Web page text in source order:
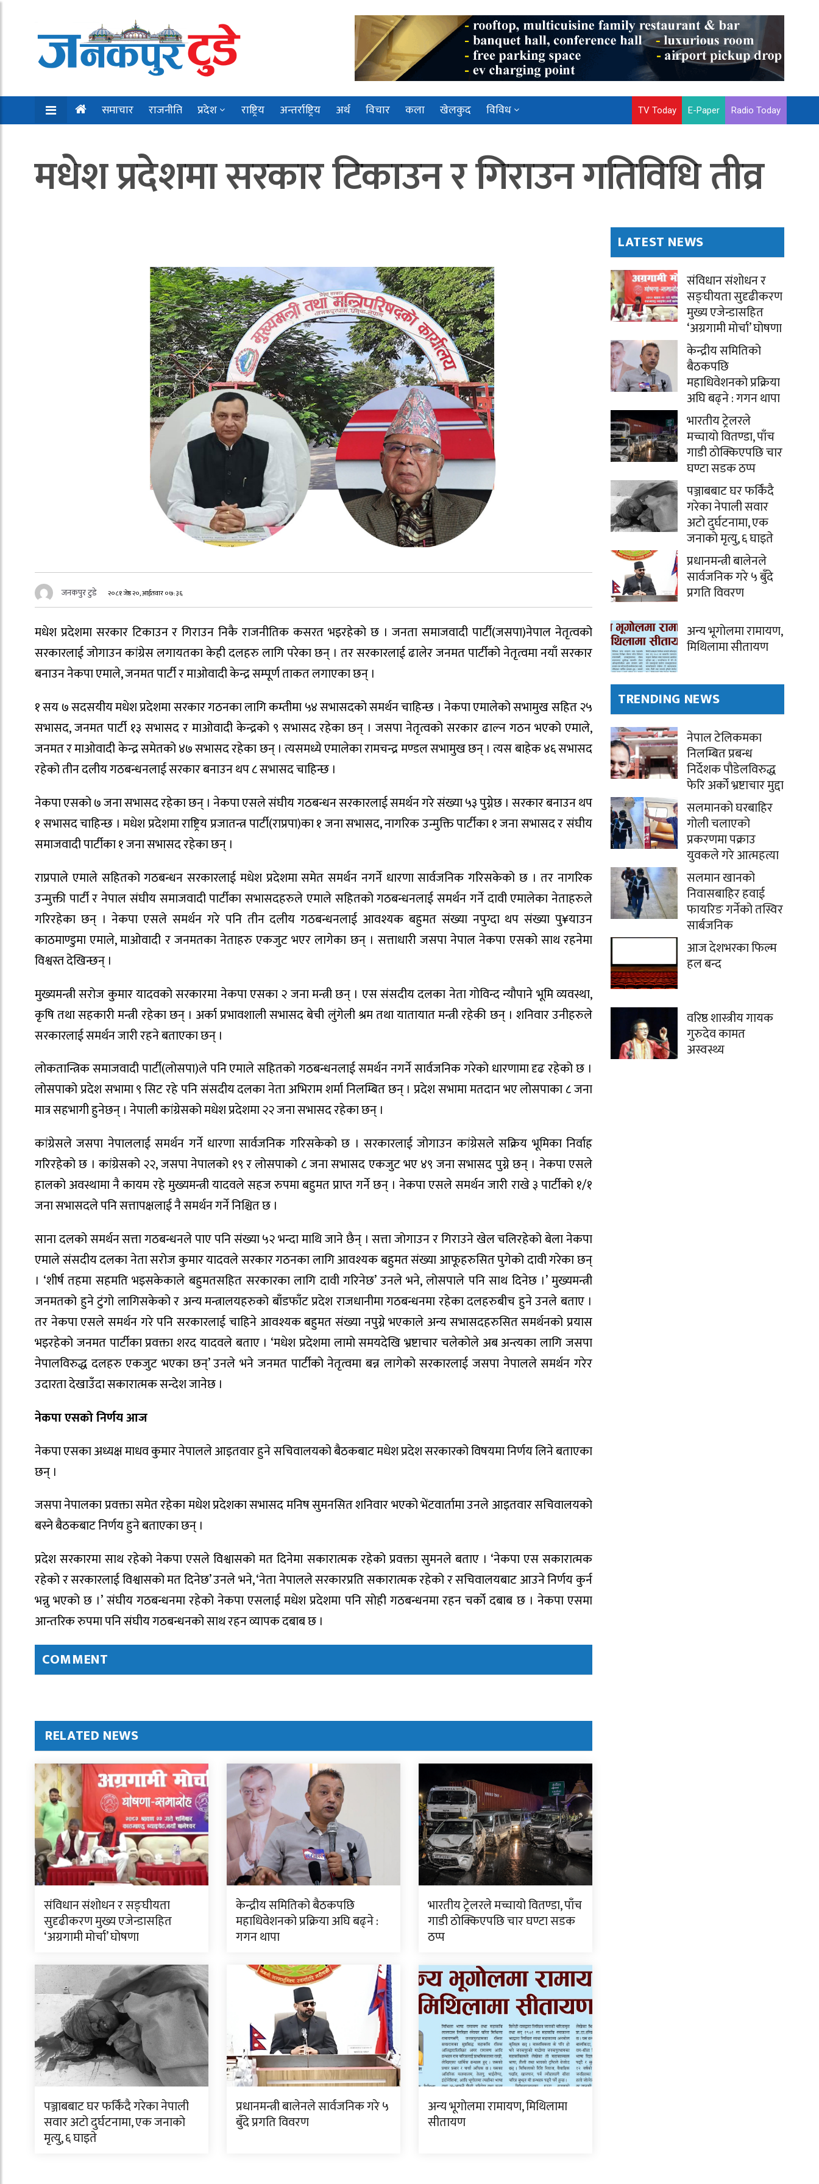
समाचार राजनीति प्रदेश राष्ट्रिय अन्तर्राष्ट्रिय अर्थ विचार कला खेलकुद विविध TV Today E-Paper Radio Today
मधेश प्रदेशमा सरकार टिकाउन र गिराउन गतिविधि तीव्र
जनकपुर टुडे २०८१ जेष्ठ २०, आईतवार ०७:३६
मधेश प्रदेशमा सरकार टिकाउन र गिराउन निकै राजनीतिक कसरत भइरहेको छ । जनता समाजवादी पार्टी(जसपा)नेपाल नेतृत्वको
सरकारलाई जोगाउन कांग्रेस लगायतका केही दलहरु लागि परेका छन् । तर सरकारलाई ढालेर जनमत पार्टीको नेतृत्वमा नयाँ सरकार
बनाउन नेकपा एमाले, जनमत पार्टी र माओवादी केन्द्र सम्पूर्ण ताकत लगाएका छन् ।
१ सय ७ सदसयीय मधेश प्रदेशमा सरकार गठनका लागि कम्तीमा ५४ सभासदको समर्थन चाहिन्छ । नेकपा एमालेको सभामुख सहित २५
सभासद, जनमत पार्टी १३ सभासद र माओवादी केन्द्रको ९ सभासद रहेका छन् । जसपा नेतृत्वको सरकार ढाल्न गठन भएको एमाले,
जनमत र माओवादी केन्द्र समेतको ४७ सभासद रहेका छन् । त्यसमध्ये एमालेका रामचन्द्र मण्डल सभामुख छन् । त्यस बाहेक ४६ सभासद
रहेको तीन दलीय गठबन्धनलाई सरकार बनाउन थप ८ सभासद चाहिन्छ ।
नेकपा एसको ७ जना सभासद रहेका छन् । नेकपा एसले संघीय गठबन्धन सरकारलाई समर्थन गरे संख्या ५३ पुग्नेछ । सरकार बनाउन थप
१ सभासद चाहिन्छ । मधेश प्रदेशमा राष्ट्रिय प्रजातन्त्र पार्टी(राप्रपा)का १ जना सभासद, नागरिक उन्मुक्ति पार्टीका १ जना सभासद र संघीय
समाजवादी पार्टीका १ जना सभासद रहेका छन् ।
राप्रपाले एमाले सहितको गठबन्धन सरकारलाई मधेश प्रदेशमा समेत समर्थन नगर्ने धारणा सार्वजनिक गरिसकेको छ । तर नागरिक
उन्मुक्ती पार्टी र नेपाल संघीय समाजवादी पार्टीका सभासदहरुले एमाले सहितको गठबन्धनलाई समर्थन गर्ने दावी एमालेका नेताहरुले
गरिरहेका छन् । नेकपा एसले समर्थन गरे पनि तीन दलीय गठबन्धनलाई आवश्यक बहुमत संख्या नपुग्दा थप संख्या पु¥याउन
काठमाण्डुमा एमाले, माओवादी र जनमतका नेताहरु एकजुट भएर लागेका छन् । सत्ताधारी जसपा नेपाल नेकपा एसको साथ रहनेमा
विश्वस्त देखिन्छन् ।
मुख्यमन्त्री सरोज कुमार यादवको सरकारमा नेकपा एसका २ जना मन्त्री छन् । एस संसदीय दलका नेता गोविन्द न्यौपाने भूमि व्यवस्था,
कृषि तथा सहकारी मन्त्री रहेका छन् । अर्का प्रभावशाली सभासद बेची लुंगेली श्रम तथा यातायात मन्त्री रहेकी छन् । शनिवार उनीहरुले
सरकारलाई समर्थन जारी रहने बताएका छन् ।
लोकतान्त्रिक समाजवादी पार्टी(लोसपा)ले पनि एमाले सहितको गठबन्धनलाई समर्थन नगर्ने सार्वजनिक गरेको धारणामा दृढ रहेको छ ।
लोसपाको प्रदेश सभामा ९ सिट रहे पनि संसदीय दलका नेता अभिराम शर्मा निलम्बित छन् । प्रदेश सभामा मतदान भए लोसपाका ८ जना
मात्र सहभागी हुनेछन् । नेपाली कांग्रेसको मधेश प्रदेशमा २२ जना सभासद रहेका छन् ।
कांग्रेसले जसपा नेपाललाई समर्थन गर्ने धारणा सार्वजनिक गरिसकेको छ । सरकारलाई जोगाउन कांग्रेसले सक्रिय भूमिका निर्वाह
गरिरहेको छ । कांग्रेसको २२, जसपा नेपालको १९ र लोसपाको ८ जना सभासद एकजुट भए ४९ जना सभासद पुग्ने छन् । नेकपा एसले
हालको अवस्थामा नै कायम रहे मुख्यमन्त्री यादवले सहज रुपमा बहुमत प्राप्त गर्ने छन् । नेकपा एसले समर्थन जारी राखे ३ पार्टीको १/१
जना सभासदले पनि सत्तापक्षलाई नै समर्थन गर्ने निश्चित छ ।
साना दलको समर्थन सत्ता गठबन्धनले पाए पनि संख्या ५२ भन्दा माथि जाने छैन् । सत्ता जोगाउन र गिराउने खेल चलिरहेको बेला नेकपा
एमाले संसदीय दलका नेता सरोज कुमार यादवले सरकार गठनका लागि आवश्यक बहुमत संख्या आफूहरुसित पुगेको दावी गरेका छन्
। ‘शीर्ष तहमा सहमति भइसकेकाले बहुमतसहित सरकारका लागि दावी गरिनेछ’ उनले भने, लोसपाले पनि साथ दिनेछ ।’ मुख्यमन्त्री
जनमतको हुने टुंगो लागिसकेको र अन्य मन्त्रालयहरुको बाँडफाँट प्रदेश राजधानीमा गठबन्धनमा रहेका दलहरुबीच हुने उनले बताए ।
तर नेकपा एसले समर्थन गरे पनि सरकारलाई चाहिने आवश्यक बहुमत संख्या नपुग्ने भएकाले अन्य सभासदहरुसित समर्थनको प्रयास
भइरहेको जनमत पार्टीका प्रवक्ता शरद यादवले बताए । ‘मधेश प्रदेशमा लामो समयदेखि भ्रष्टाचार चलेकोले अब अन्त्यका लागि जसपा
नेपालविरुद्ध दलहरु एकजुट भएका छन्’ उनले भने जनमत पार्टीको नेतृत्वमा बन्न लागेको सरकारलाई जसपा नेपालले समर्थन गरेर
उदारता देखाउँदा सकारात्मक सन्देश जानेछ ।
नेकपा एसको निर्णय आज
नेकपा एसका अध्यक्ष माधव कुमार नेपालले आइतवार हुने सचिवालयको बैठकबाट मधेश प्रदेश सरकारको विषयमा निर्णय लिने बताएका
छन् ।
जसपा नेपालका प्रवक्ता समेत रहेका मधेश प्रदेशका सभासद मनिष सुमनसित शनिवार भएको भेंटवार्तामा उनले आइतवार सचिवालयको
बस्ने बैठकबाट निर्णय हुने बताएका छन् ।
प्रदेश सरकारमा साथ रहेको नेकपा एसले विश्वासको मत दिनेमा सकारात्मक रहेको प्रवक्ता सुमनले बताए । ‘नेकपा एस सकारात्मक
रहेको र सरकारलाई विश्वासको मत दिनेछ’ उनले भने, ‘नेता नेपालले सरकारप्रति सकारात्मक रहेको र सचिवालयबाट आउने निर्णय कुर्न
भन्नु भएको छ ।’ संघीय गठबन्धनमा रहेको नेकपा एसलाई मधेश प्रदेशमा पनि सोही गठबन्धनमा रहन चर्को दबाब छ । नेकपा एसमा
आन्तरिक रुपमा पनि संघीय गठबन्धनको साथ रहन व्यापक दबाब छ ।
COMMENT
RELATED NEWS
संविधान संशोधन र सङ्घीयता
सुदृढीकरण मुख्य एजेन्डासहित
‘अग्रगामी मोर्चा’ घोषणा
केन्द्रीय समितिको बैठकपछि
महाधिवेशनको प्रक्रिया अघि बढ्ने :
गगन थापा
भारतीय ट्रेलरले मच्चायो वितण्डा, पाँच
गाडी ठोक्किएपछि चार घण्टा सडक
ठप्प
पञ्जाबबाट घर फर्किंदै गरेका नेपाली
सवार अटो दुर्घटनामा, एक जनाको
मृत्यु, ६ घाइते
प्रधानमन्त्री बालेनले सार्वजनिक गरे ५
बुँदे प्रगति विवरण
अन्य भूगोलमा रामायण, मिथिलामा
सीतायण
LATEST NEWS
संविधान संशोधन र
सङ्घीयता सुदृढीकरण
मुख्य एजेन्डासहित
‘अग्रगामी मोर्चा’ घोषणा
केन्द्रीय समितिको
बैठकपछि
महाधिवेशनको प्रक्रिया
अघि बढ्ने : गगन थापा
भारतीय ट्रेलरले
मच्चायो वितण्डा, पाँच
गाडी ठोक्किएपछि चार
घण्टा सडक ठप्प
पञ्जाबबाट घर फर्किंदै
गरेका नेपाली सवार
अटो दुर्घटनामा, एक
जनाको मृत्यु, ६ घाइते
प्रधानमन्त्री बालेनले
सार्वजनिक गरे ५ बुँदे
प्रगति विवरण
अन्य भूगोलमा रामायण,
मिथिलामा सीतायण
TRENDING NEWS
नेपाल टेलिकमका
निलम्बित प्रबन्ध
निर्देशक पौडेलविरुद्ध
फेरि अर्को भ्रष्टाचार मुद्दा
सलमानको घरबाहिर
गोली चलाएको
प्रकरणमा पक्राउ
युवकले गरे आत्महत्या
सलमान खानको
निवासबाहिर हवाई
फायरिङ गर्नेको तस्विर
सार्बजनिक
आज देशभरका फिल्म
हल बन्द
वरिष्ठ शास्त्रीय गायक
गुरुदेव कामत
अस्वस्थ्य